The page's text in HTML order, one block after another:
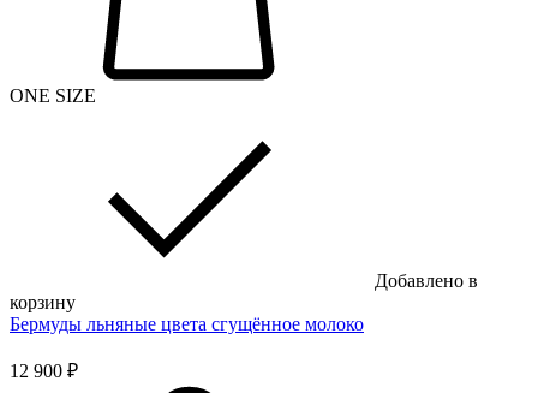
ONE SIZE
Добавлено в
корзину
Бермуды льняные цвета сгущённое молоко
12 900 ₽